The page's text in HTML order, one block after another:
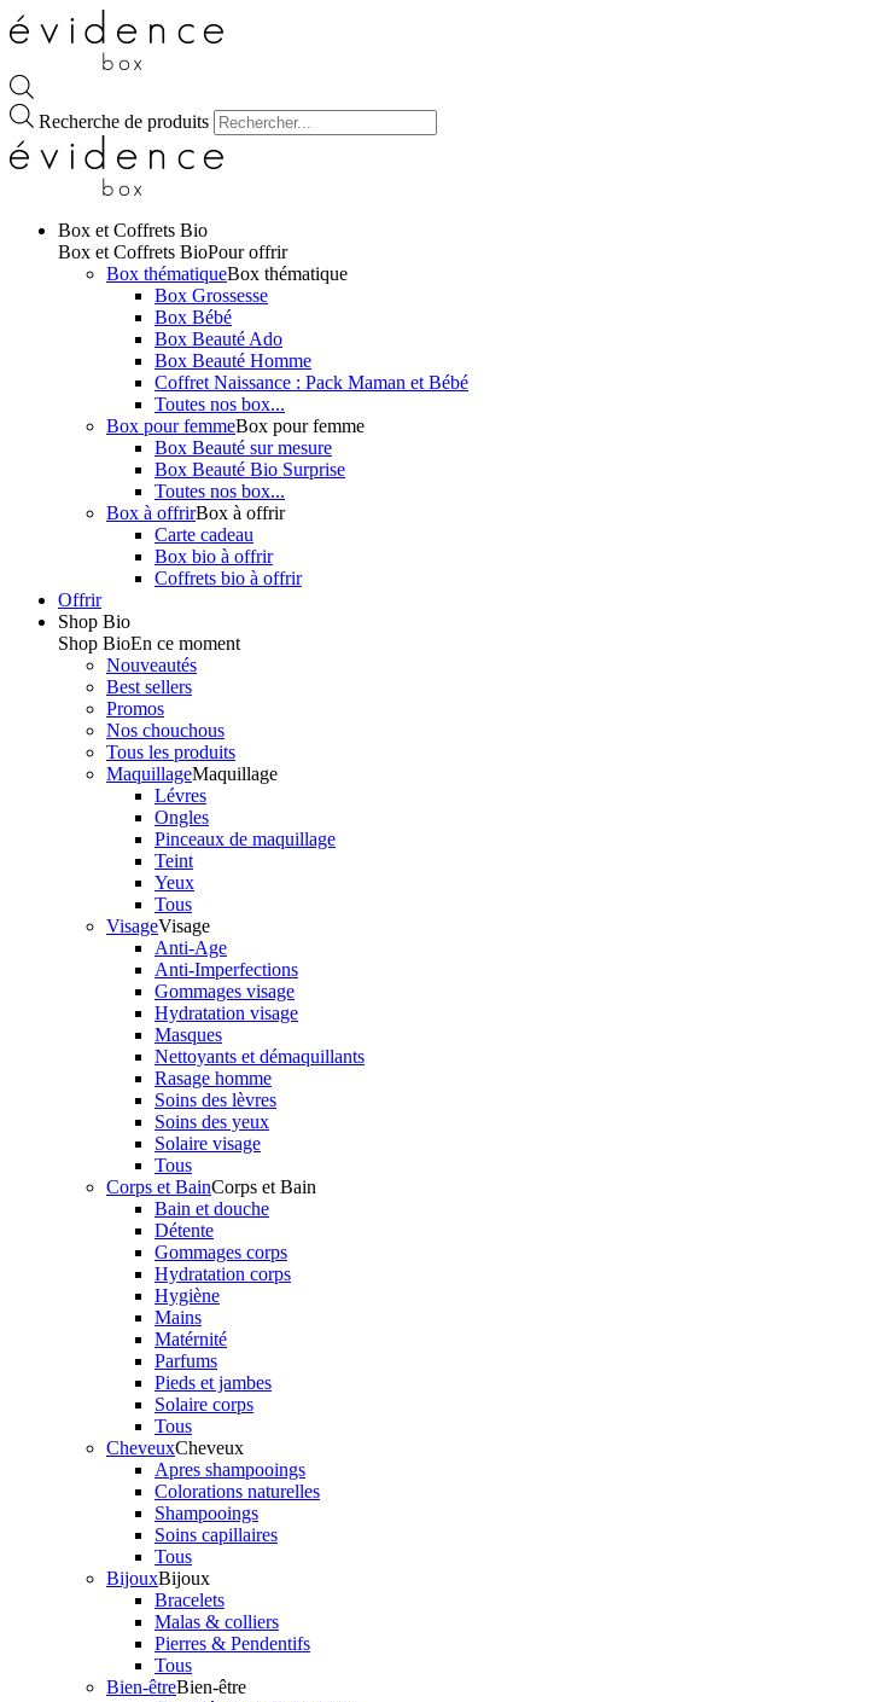
Recherche de produits
Box et Coffrets Bio
Box et Coffrets BioPour offrir
Box thématiqueBox thématique
Box Grossesse
Box Bébé
Box Beauté Ado
Box Beauté Homme
Coffret Naissance : Pack Maman et Bébé
Toutes nos box...
Box pour femmeBox pour femme
Box Beauté sur mesure
Box Beauté Bio Surprise
Toutes nos box...
Box à offrirBox à offrir
Carte cadeau
Box bio à offrir
Coffrets bio à offrir
Offrir
Shop Bio
Shop BioEn ce moment
Nouveautés
Best sellers
Promos
Nos chouchous
Tous les produits
MaquillageMaquillage
Lévres
Ongles
Pinceaux de maquillage
Teint
Yeux
Tous
VisageVisage
Anti-Age
Anti-Imperfections
Gommages visage
Hydratation visage
Masques
Nettoyants et démaquillants
Rasage homme
Soins des lèvres
Soins des yeux
Solaire visage
Tous
Corps et BainCorps et Bain
Bain et douche
Détente
Gommages corps
Hydratation corps
Hygiène
Mains
Matérnité
Parfums
Pieds et jambes
Solaire corps
Tous
CheveuxCheveux
Apres shampooings
Colorations naturelles
Shampooings
Soins capillaires
Tous
BijouxBijoux
Bracelets
Malas & colliers
Pierres & Pendentifs
Tous
Bien-êtreBien-être